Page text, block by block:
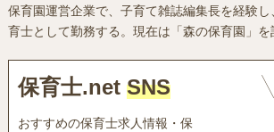
保育園運営企業で、子育て雑誌編集長を経験
育士として勤務する。現在は「森の保育園」を
保育士.net SNS
おすすめの保育士求人情報・保